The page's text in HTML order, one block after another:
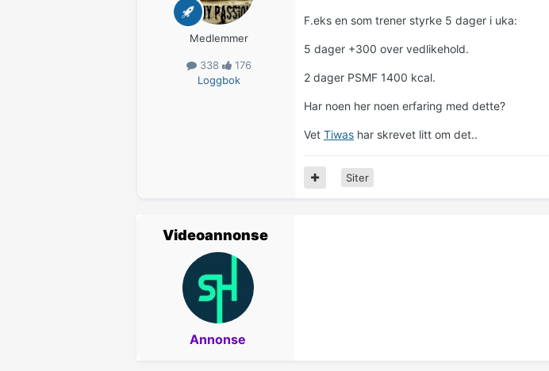
Medlemmer
338
176
Loggbok
F.eks en som trener styrke 5 dager i uka:
5 dager +300 over vedlikehold.
2 dager PSMF 1400 kcal.
Har noen her noen erfaring med dette?
Vet Tiwas har skrevet litt om det..
Siter
Videoannonse
Annonse